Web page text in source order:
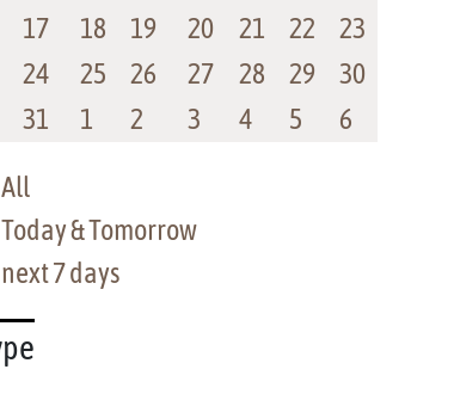
17 18 19 20 21 22
23
24 25 26 27 28 29
30
31 1 2 3 4 5 6
& Tomorrow
7 days